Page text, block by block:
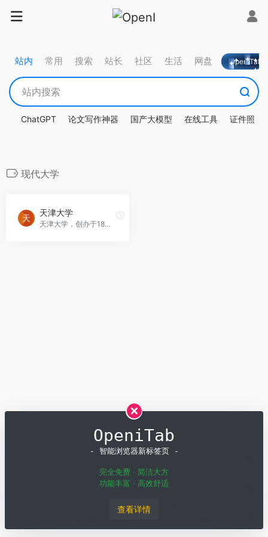
站内 常用 搜索 站长 社区 生活 网盘 OpeniTab
ChatGPT 论文写作神器 国产大模型 在线工具 证件照
现代大学
天津大学
天津大学，创办于1895年，是中国第一所现代大学，开创了近代高等教育的新篇章。
粤ICP备19001258号
OpeniTab
- 智能浏览器新标签页 -
完全免费 · 简洁大方
功能丰富 · 高效舒适
查看详情